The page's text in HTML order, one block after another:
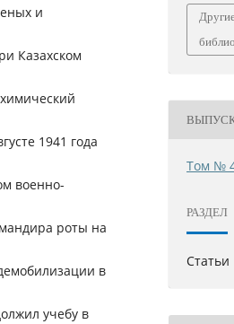
и
Казахском
1941 года
военно-
роты на
в
учебу в
Том №
РАЗДЕЛ
Статьи